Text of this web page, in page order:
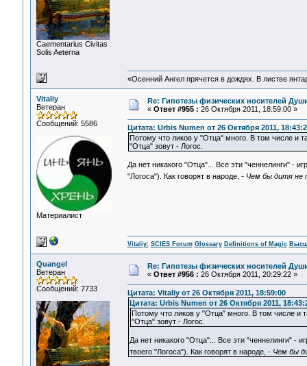
Сaementarius Civitas
Solis Aeterna
«Осенний Ангел прячется в дождях. В листве
Vitaliy
Ветеран
Сообщений: 5586
Материалист
Re: Гипотезы физических носителей
« Ответ #955 : 26 Октября 2011, 18:59:00 »
Цитата: Urbis Numen от 26 Октября 2011,
Потому что ликов у "Отца" много. В том числе и
"Отца" зовут - Логос.
Да нет никакого "Отца"... Все эти "ченнелинги" -
"Логоса"). Как говорят в народе, - Чем бы дитя не
Vitaliy: SCIES Forum Glossary Definitions of Magic
Quangel
Ветеран
Сообщений: 7733
Re: Гипотезы физических носителей
« Ответ #956 : 26 Октября 2011, 20:29:22 »
Цитата: Vitaliy от 26 Октября 2011, 18:59:00
Цитата: Urbis Numen от 26 Октября 2011,
Потому что ликов у "Отца" много. В том числе
"Отца" зовут - Логос.
Да нет никакого "Отца"... Все эти "ченнелинги" -
твоего "Логоса"). Как говорят в народе, - Чем бы